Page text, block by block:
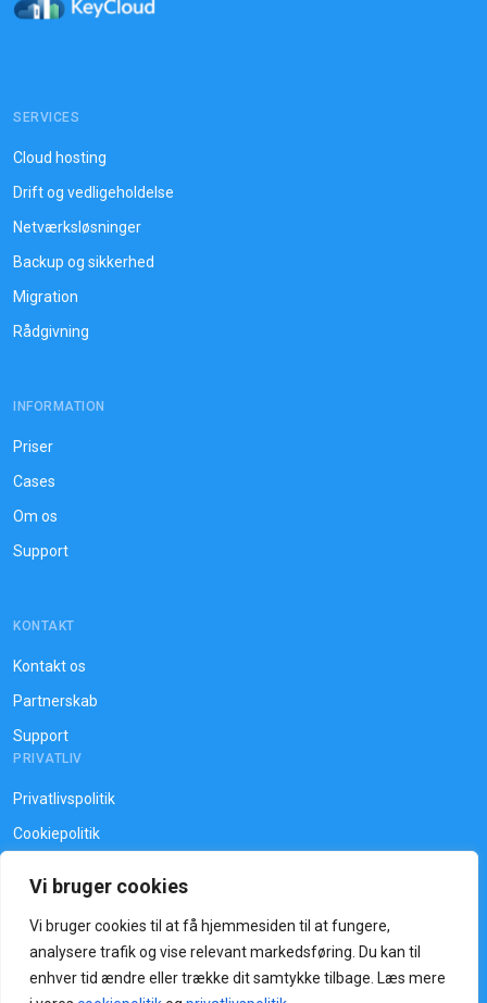
Vi bruger cookies
Vi bruger cookies til at få hjemmesiden til at fungere,
analysere trafik og vise relevant markedsføring. Du kan til
enhver tid ændre eller trække dit samtykke tilbage. Læs mere
SERVICES
Cloud hosting
Drift og vedligeholdelse
Netværksløsninger
Backup og sikkerhed
Migration
Rådgivning
INFORMATION
Priser
Cases
Om os
Support
KONTAKT
Kontakt os
Partnerskab
Support
PRIVATLIV
Privatlivspolitik
Cookiepolitik